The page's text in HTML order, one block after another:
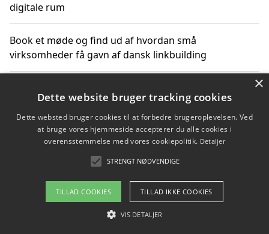
digitale rum
Book et møde og find ud af hvordan små
virksomheder få gavn af dansk linkbuilding
får du indgår et samarbejde
Hold et møde med en WordPress ekspert og vælg den
mest professionelle til at vedligeholde din løsning
Copyright 2026 - Pilanto Aps
Om / kontakt
×
Dette website bruger tracking cookies
Dette websted bruger cookies til at forbedre brugeroplevelsen. Ved
at bruge vores hjemmeside accepterer du alle cookies i
overensstemmelse med vores cookiepolitik. Detaljer
STRENGT NØDVENDIGE
TILLAD COOKIES TILLAD IKKE COOKIES
VIS DETALJER